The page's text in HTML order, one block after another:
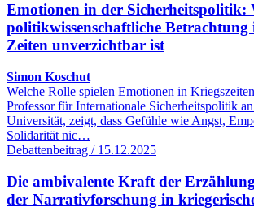
Emotionen in der Sicherheitspolitik:
politikwissenschaftliche Betrachtung
Zeiten unverzichtbar ist
Simon Koschut
Welche Rolle spielen Emotionen in
Professor für Internationale Sicherheitspolitik
Universität, zeigt, dass Gefühle wie Angst,
Solidarität nic…
Debattenbeitrag / 15.12.2025
Die ambivalente Kraft der
der Narrativforschung in